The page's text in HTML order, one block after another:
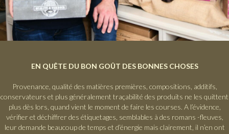
EN QUÊTE DU BON GOÛT DES BONNES CHOSES
Provenance, qualité des matières premières, compositions, additifs,
conservateurs et plus généralement traçabilité des produits ne les quittent
plus dès lors, quand vient le moment de faire les courses. A l’évidence,
vérifier et déchiffrer des étiquetages, semblables à des romans -fleuves,
leur demande beaucoup de temps et d’énergie mais clairement, il n’en ont